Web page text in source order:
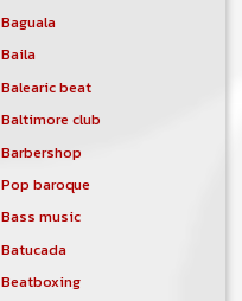
Baguala
Baila
Balearic beat
Baltimore club
Barbershop
Pop baroque
Bass music
Batucada
Beatboxing